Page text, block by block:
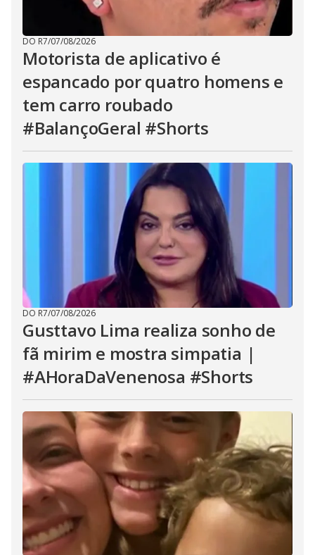
DO R7/07/08/2026
Motorista de aplicativo é
espancado por quatro homens e
tem carro roubado
#BalançoGeral #Shorts
DO R7/07/08/2026
Gusttavo Lima realiza sonho de
fã mirim e mostra simpatia |
#AHoraDaVenenosa #Shorts